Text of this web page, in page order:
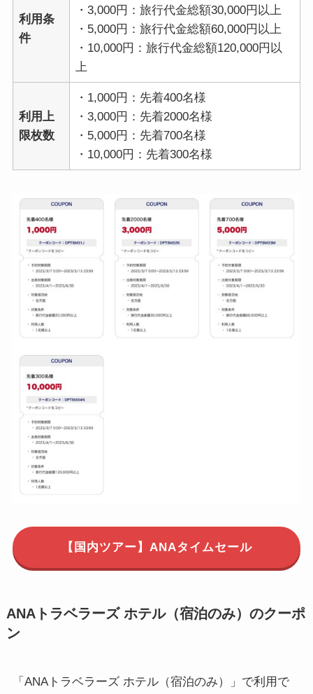
利用条
件
・3,000円：旅行代金総額30,000円以上
・5,000円：旅行代金総額60,000円以上
・10,000円：旅行代金総額120,000円以
上
利用上
限枚数
・1,000円：先着400名様
・3,000円：先着2000名様
・5,000円：先着700名様
・10,000円：先着300名様
【国内ツアー】ANAタイムセール
ANAトラベラーズ ホテル（宿泊のみ）のクーポ
ン
「ANAトラベラーズ ホテル（宿泊のみ）」で利用で